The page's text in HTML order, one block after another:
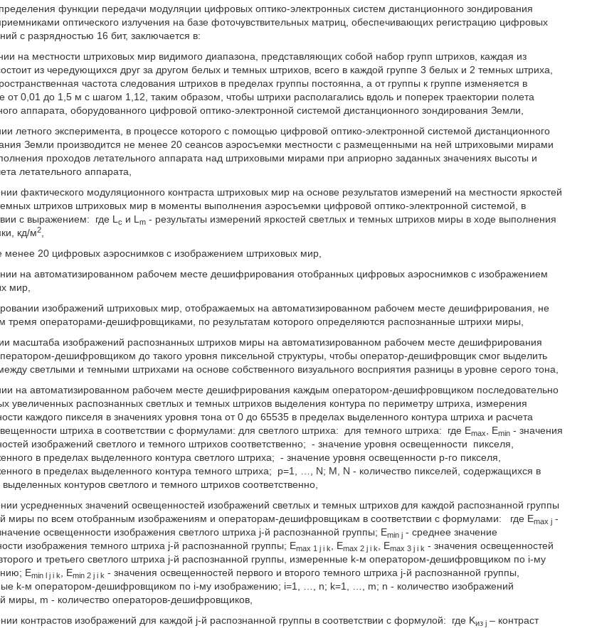
функции передачи модуляции цифровых оптико-электронных систем дистанционного зондирования
оптического излучения на базе фоточувствительных матриц, обеспечивающих регистрацию цифровых
с разрядностью 16 бит, заключается в:
на местности штриховых мир видимого диапазона, представляющих собой набор групп штрихов, каждая из
из чередующихся друг за другом белых и темных штрихов, всего в каждой группе 3 белых и 2 темных штриха,
частота следования штрихов в пределах группы постоянна, а от группы к группе изменяется в
от 0,01 до 1,5 м с шагом 1,12, таким образом, чтобы штрихи располагались вдоль и поперек траектории полета
аппарата, оборудованного цифровой оптико-электронной системой дистанционного зондирования Земли,
летного эксперимента, в процессе которого с помощью цифровой оптико-электронной системой дистанционного
Земли производится не менее 20 сеансов аэросъемки местности с размещенными на ней штриховыми мирами
проходов летательного аппарата над штриховыми мирами при априорно заданных значениях высоты и
летательного аппарата,
фактического модуляционного контраста штриховых мир на основе результатов измерений на местности яркостей
штрихов штриховых мир в моменты выполнения аэросъемки цифровой оптико-электронной системой, в
с выражением:
где Lc и Lm - результаты измерений яркостей светлых и темных штрихов миры в ходе выполнения
кд/м2
менее 20 цифровых аэроснимков с изображением штриховых мир,
на автоматизированном рабочем месте дешифрирования отобранных цифровых аэроснимков с изображением
мир,
изображений штриховых мир, отображаемых на автоматизированном рабочем месте дешифрирования, не
тремя операторами-дешифровщиками, по результатам которого определяются распознанные штрихи миры,
масштаба изображений распознанных штрихов миры на автоматизированном рабочем месте дешифрирования
дешифровщиком до такого уровня пиксельной структуры, чтобы оператор-дешифровщик смог выделить
светлыми и темными штрихами на основе собственного визуального восприятия разницы в уровне серого тона,
на автоматизированном рабочем месте дешифрирования каждым оператором-дешифровщиком последовательно
увеличенных распознанных светлых и темных штрихов выделения контура по периметру штриха, измерения
каждого пикселя в значениях уровня тона от 0 до 65535 в пределах выделенного контура штриха и расчета
штриха в соответствии с формулами: для светлого штриха:
для темного штриха: где Emax , Emin - значения
изображений светлого и темного штрихов соответственно; - значение уровня освещенности
пикселя,
в пределах выделенного контура светлого штриха; - значение уровня освещенности p-го пикселя,
в пределах выделенного контура темного штриха;
p=1, …, Ν; Μ, Ν - количество пикселей, содержащихся в
контуров светлого и темного штрихов соответственно,
усредненных значений освещенностей изображений светлых и темных штрихов для каждой распознанной группы
миры по всем отобранным изображениям и операторам-дешифровщикам в соответствии с формулами:
где Emax j -
освещенности изображения светлого штриха j-й распознанной группы; Emin j - среднее значение
изображения темного штриха j-й распознанной группы; Emax 1 j i k , Emax 2 j i k , Emax 3 j i k - значения освещенностей
и третьего светлого штриха j-й распознанной группы, измеренные k-м оператором-дешифровщиком по i-му
Emin l j i k , Emin 2 j i k - значения освещенностей первого и второго темного штриха j-й распознанной группы,
k-м оператором-дешифровщиком по i-му изображению; i=1, …, n; k=1, …, m; n - количество изображений
миры, m - количество операторов-дешифровщиков,
контрастов изображений для каждой j-й распознанной группы в соответствии с формулой:
где Kиз j – контраст